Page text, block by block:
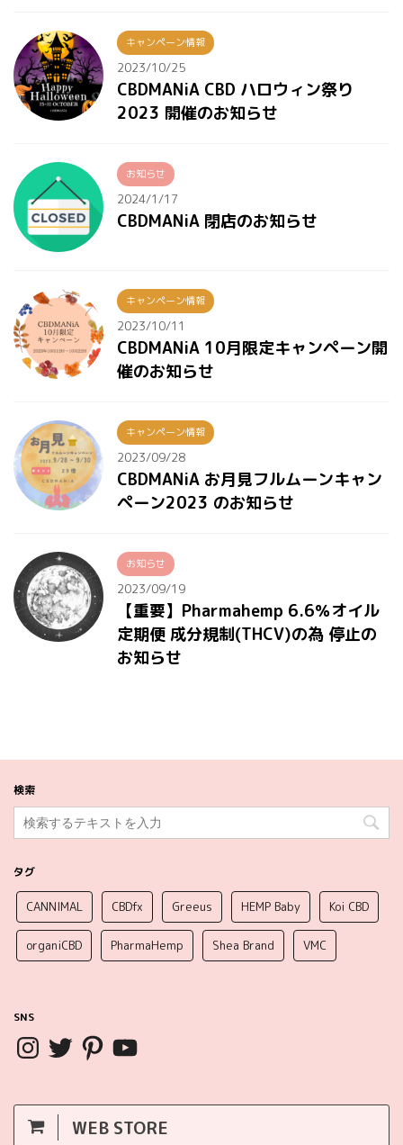
キャンペーン情報
2023/10/25
CBDMANiA CBD ハロウィン祭り
2023 開催のお知らせ
お知らせ
2024/1/17
CBDMANiA 閉店のお知らせ
キャンペーン情報
2023/10/11
CBDMANiA 10月限定キャンペーン開
催のお知らせ
キャンペーン情報
2023/09/28
CBDMANiA お月見フルムーンキャン
ペーン2023 のお知らせ
お知らせ
2023/09/19
【重要】Pharmahemp 6.6％オイル
定期便 成分規制(THCV)の為 停止の
お知らせ
検索
タグ
CANNIMAL CBDfx Greeus HEMP Baby Koi CBD
organiCBD PharmaHemp Shea Brand VMC
SNS
WEB STORE